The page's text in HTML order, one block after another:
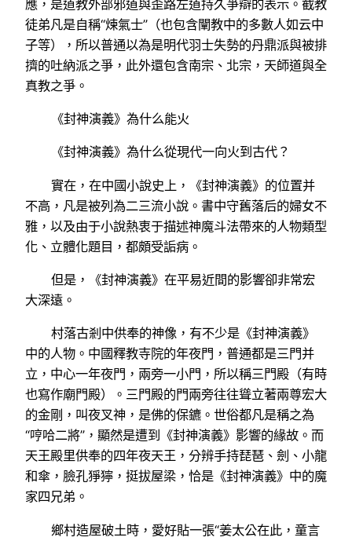
應，是道教外部邪道與歪路左道持久爭辯的表示。截教
徒弟凡是自稱“煉氣士”（也包含闡教中的多數人如云中
子等），所以普通以為是明代羽士失勢的丹鼎派與被排
擠的吐納派之爭，此外還包含南宗、北宗，天師道與全
真教之爭。
《封神演義》為什么能火
《封神演義》為什么從現代一向火到古代？
實在，在中國小說史上，《封神演義》的位置并
不高，凡是被列為二三流小說。書中守舊落后的婦女不
雅，以及由于小說熱衷于描述神魔斗法帶來的人物類型
化、立體化題目，都頗受詬病。
但是，《封神演義》在平易近間的影響卻非常宏
大深遠。
村落古剎中供奉的神像，有不少是《封神演義》
中的人物。中國釋教寺院的年夜門，普通都是三門并
立，中心一年夜門，兩旁一小門，所以稱三門殿（有時
也寫作廟門殿）。三門殿的門兩旁往往聳立著兩尊宏大
的金剛，叫夜叉神，是佛的保鑣。世俗都凡是稱之為
“哼哈二將”，顯然是遭到《封神演義》影響的緣故。而
天王殿里供奉的四年夜天王，分辨手持琵琶、劍、小龍
和傘，臉孔猙獰，挺拔屋梁，恰是《封神演義》中的魔
家四兄弟。
鄉村造屋破土時，愛好貼一張“姜太公在此，童言